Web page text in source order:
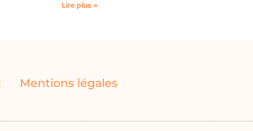
Lire plus »
Mentions légales